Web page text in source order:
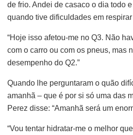
de frio. Andei de casaco o dia todo
quando tive dificuldades em
“Hoje isso afetou-me no Q3. Não
com o carro ou com os pneus, mas
desempenho do Q2.”
Quando lhe perguntaram o quão
amanhã – que é por si só uma das
Perez disse: “Amanhã será um
“Vou tentar hidratar-me o melhor